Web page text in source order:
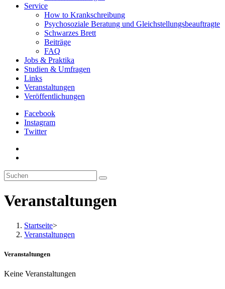
Service
How to Krankschreibung
Psychosoziale Beratung und Gleichstellungsbeauftragte
Schwarzes Brett
Beiträge
FAQ
Jobs & Praktika
Studien & Umfragen
Links
Veranstaltungen
Veröffentlichungen
Facebook
Instagram
Twitter
Veranstaltungen
Startseite>
Veranstaltungen
Veranstaltungen
Keine Veranstaltungen